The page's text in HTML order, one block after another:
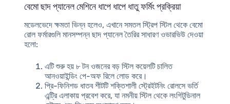
বেমো ছাদ প্যানেল মেশিনে ধাপে ধাপে ধাতু ফর্মিং প্রক্রিয়া
মডেলভেদে ক্ষমতা ভিন্ন হলেও, এখানে সমতল স্ট্রিপ স্টিল থেকে বেমো
রোল ফর্মারগুলি মানসম্পন্ন ছাদ প্যানেল তৈরির সাধারণ ওভারভিউ দেওয়া
হলো:
এটি শুরু হয় ৮ টন ওজনের বড় স্টিল কয়েলটি চালিত
আনওয়াইন্ডিং পে-অফ রিলে লোড করে।
প্রি-ফিনিশড ধাতব শীটটি শক্তিশালী স্ট্রেইটনিং রোলসে ভর্তি
এন্ট্রি এলাকায় প্রবেশ করে, যা নমনীয় স্টিল থেকে লংগিটুডিনাল